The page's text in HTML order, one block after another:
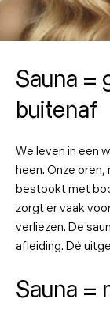
Sauna =
buitenaf
We leven in een
heen. Onze
bestookt met
zorgt er vaak
verliezen. De
afleiding. Dé
Sauna =